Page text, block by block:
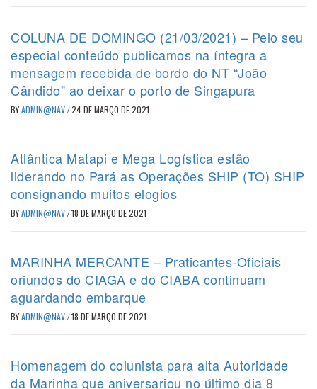
COLUNA DE DOMINGO (21/03/2021) – Pelo seu
especial conteúdo publicamos na íntegra a
mensagem recebida de bordo do NT “João
Cândido” ao deixar o porto de Singapura
BYADMIN@NAV/24 DE MARÇO DE 2021
Atlântica Matapi e Mega Logística estão
liderando no Pará as Operações SHIP (TO) SHIP
consignando muitos elogios
BYADMIN@NAV/18 DE MARÇO DE 2021
MARINHA MERCANTE – Praticantes-Oficiais
oriundos do CIAGA e do CIABA continuam
aguardando embarque
BYADMIN@NAV/18 DE MARÇO DE 2021
Homenagem do colunista para alta Autoridade
da Marinha que aniversariou no último dia 8